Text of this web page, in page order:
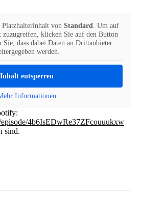
Platzhalterinhalt von Standard. Um auf
zuzugreifen, klicken Sie auf den Button
Sie, dass dabei Daten an Drittanbieter
werden.
Inhalt entsperren
Informationen
4b6IsEDwRe37ZFcouuukxw
sind.